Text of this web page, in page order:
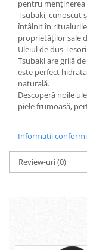
Geluri si deodorante
Produse
Oja si lac de unghii
Accesorii manichiura
Scutece adulti
Seturi cadou
pentru
Tsubaki, cunoscut
întâlnit în
proprietăților sale
Uleiul de duș
Tsubaki are grijă
este perfect
naturală.
Descoperă noile
piele frumoasă,
Informatii
Review-uri(0)